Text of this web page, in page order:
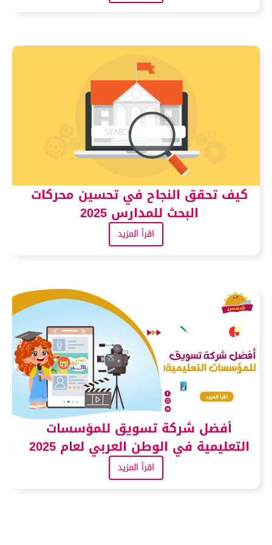
كيف تحقق النجاح في تحسين محركات
البحث للمدارس 2025
اقرأ المزيد
أفضل شركة تسويق للمؤسسات
التعليمية في الوطن العربي لعام 2025
اقرأ المزيد